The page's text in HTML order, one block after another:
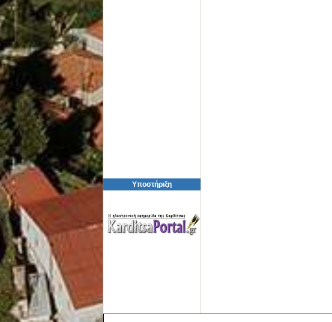
Υποστήριξη